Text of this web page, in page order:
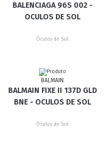
BALENCIAGA 96S 002 -
OCULOS DE SOL
Óculos de Sol
BALMAIN
BALMAIN FIXE II 137D GLD
BNE - OCULOS DE SOL
Óculos de Sol